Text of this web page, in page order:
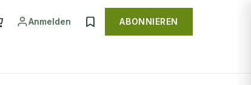
Anmelden ABONNIEREN